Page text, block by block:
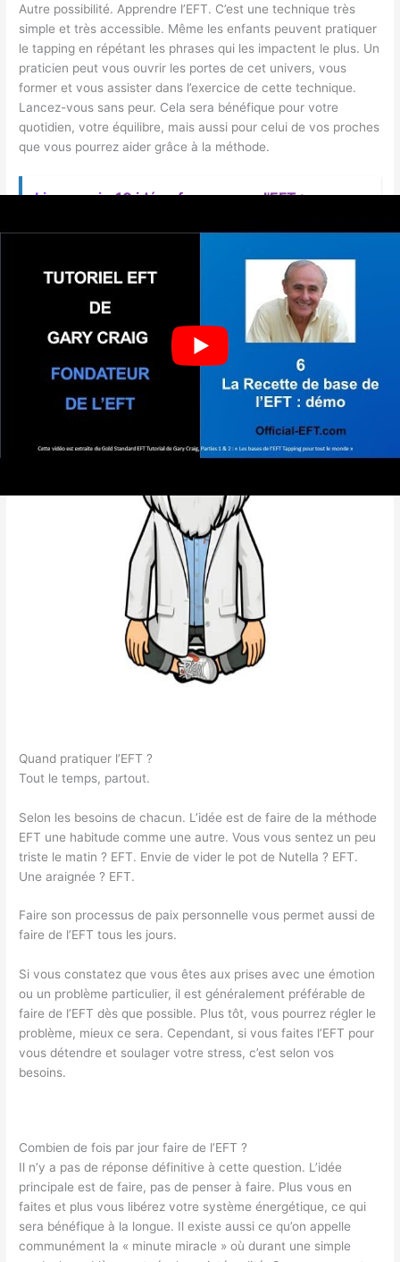
Autre possibilité. Apprendre l’EFT. C’est une technique très
simple et très accessible. Même les enfants peuvent pratiquer
le tapping en répétant les phrases qui les impactent le plus. Un
praticien peut vous ouvrir les portes de cet univers, vous
former et vous assister dans l’exercice de cette technique.
Lancez-vous sans peur. Cela sera bénéfique pour votre
quotidien, votre équilibre, mais aussi pour celui de vos proches
que vous pourrez aider grâce à la méthode.
Lire aussi : 10 idées fausses sur l'EFT :
Quand pratiquer l’EFT ?
Tout le temps, partout.
Selon les besoins de chacun. L’idée est de faire de la méthode
EFT une habitude comme une autre. Vous vous sentez un peu
triste le matin ? EFT. Envie de vider le pot de Nutella ? EFT.
Une araignée ? EFT.
Faire son processus de paix personnelle vous permet aussi de
faire de l’EFT tous les jours.
Si vous constatez que vous êtes aux prises avec une émotion
ou un problème particulier, il est généralement préférable de
faire de l’EFT dès que possible. Plus tôt, vous pourrez régler le
problème, mieux ce sera. Cependant, si vous faites l’EFT pour
vous détendre et soulager votre stress, c’est selon vos
besoins.
Combien de fois par jour faire de l’EFT ?
Il n’y a pas de réponse définitive à cette question. L’idée
principale est de faire, pas de penser à faire. Plus vous en
faites et plus vous libérez votre système énergétique, ce qui
sera bénéfique à la longue. Il existe aussi ce qu’on appelle
communément la « minute miracle » où durant une simple